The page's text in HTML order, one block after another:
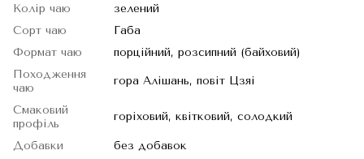
Колір чаю
зелений
Сорт чаю
Габа
Формат чаю
порційний, розсипний (байховий)
Походження
чаю
гора Алішань, повіт Цзяі
Смаковий
профіль
горіховий, квітковий, солодкий
Добавки
без добавок